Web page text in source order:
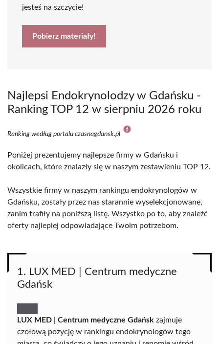
jesteś na szczycie!
Pobierz materiały!
Najlepsi Endokrynolodzy w Gdańsku -
Ranking TOP 12 w sierpniu 2026 roku
Ranking według portalu czasnagdansk.pl
Poniżej prezentujemy najlepsze firmy w Gdańsku i
okolicach, które znalazły się w naszym zestawieniu TOP 12.
Wszystkie firmy w naszym rankingu endokrynologów w
Gdańsku, zostały przez nas starannie wyselekcjonowane,
zanim trafiły na poniższą listę. Wszystko po to, aby znaleźć
oferty najlepiej odpowiadające Twoim potrzebom.
1. LUX MED | Centrum medyczne
Gdańsk
LUX MED | Centrum medyczne Gdańsk zajmuje
czołową pozycję w rankingu endokrynologów tego